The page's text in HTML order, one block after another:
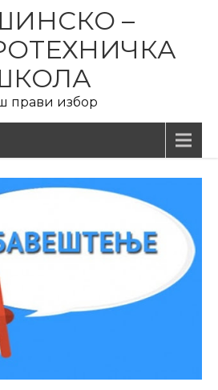
–
прави избор